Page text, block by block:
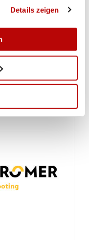
Details zeigen